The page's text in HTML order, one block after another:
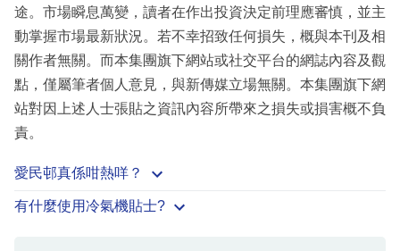
途。市場瞬息萬變，讀者在作出投資決定前理應審慎，並主
動掌握市場最新狀況。若不幸招致任何損失，概與本刊及相
關作者無關。而本集團旗下網站或社交平台的網誌內容及觀
點，僅屬筆者個人意見，與新傳媒立場無關。本集團旗下網
站對因上述人士張貼之資訊內容所帶來之損失或損害概不負
責。
愛民邨真係咁熱咩？
有什麼使用冷氣機貼士?